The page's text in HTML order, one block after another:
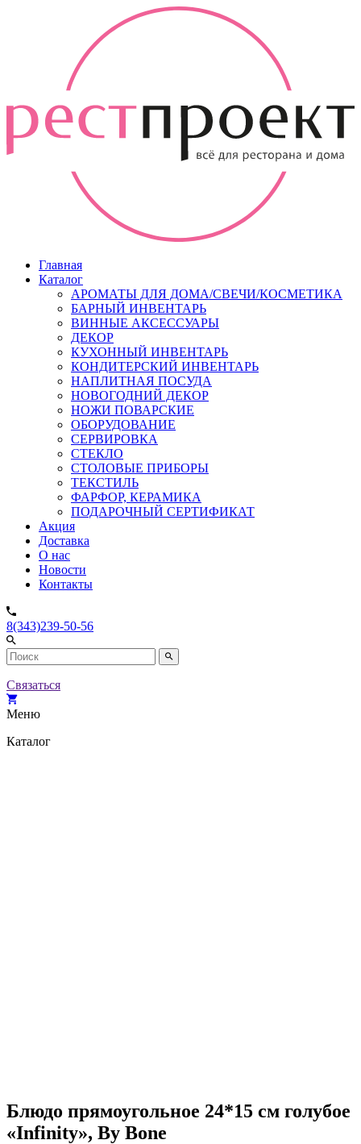
Главная
Каталог
АРОМАТЫ ДЛЯ ДОМА/СВЕЧИ/КОСМЕТИКА
БАРНЫЙ ИНВЕНТАРЬ
ВИННЫЕ АКСЕССУАРЫ
ДЕКОР
КУХОННЫЙ ИНВЕНТАРЬ
КОНДИТЕРСКИЙ ИНВЕНТАРЬ
НАПЛИТНАЯ ПОСУДА
НОВОГОДНИЙ ДЕКОР
НОЖИ ПОВАРСКИЕ
ОБОРУДОВАНИЕ
СЕРВИРОВКА
СТЕКЛО
СТОЛОВЫЕ ПРИБОРЫ
ТЕКСТИЛЬ
ФАРФОР, КЕРАМИКА
ПОДАРОЧНЫЙ СЕРТИФИКАТ
Акция
Доставка
О нас
Новости
Контакты
8(343)239-50-56
Связаться
Меню
Каталог
Блюдо прямоугольное 24*15 см голубое
«Infinity», By Bone